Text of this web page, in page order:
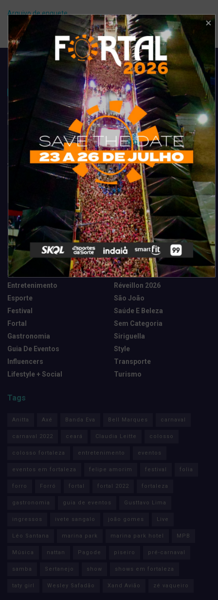
Arquivo de enquete
Acompanhe todas as novidades do entretenimento na região de
Fortaleza. Dicas, promoções, coberturas exclusivas e muito mais.
Categorias
Camarote Vip Junino
Cidade
Destaques
Entretenimento
Esporte
Festival
Fortal
Gastronomia
Guia De Eventos
Influencers
Lifestyle + Social
Marketing E Negócios
Música
News Tech
Réveillon 2026
São João
Saúde E Beleza
Sem Categoria
Siriguella
Style
Transporte
Turismo
Tags
Anitta Axé Banda Eva Bell Marques carnaval
carnaval 2022 ceará Claudia Leitte colosso
colosso fortaleza entretenimento eventos
eventos em fortaleza felipe amorim festival folia
forro Forró fortal fortal 2022 fortaleza
gastronomia guia de eventos Gusttavo Lima
ingressos ivete sangalo joão gomes Live
Léo Santana marina park marina park hotel MPB
Música nattan Pagode piseiro pré-carnaval
samba Sertanejo show shows em fortaleza
taty girl Wesley Safadão Xand Avião zé vaqueiro